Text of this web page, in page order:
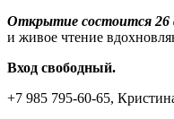
Открытие состоится 26
и живое чтение
Вход свободный.
+7 985 795-60-65,